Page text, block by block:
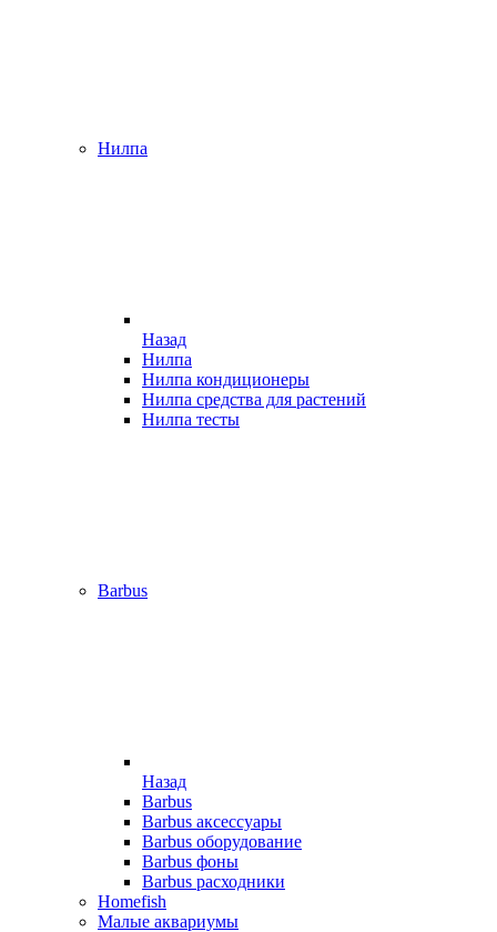
Нилпа
Назад
Нилпа
Нилпа кондиционеры
Нилпа средства для растений
Нилпа тесты
Barbus
Назад
Barbus
Barbus аксессуары
Barbus оборудование
Barbus фоны
Barbus расходники
Homefish
Малые аквариумы